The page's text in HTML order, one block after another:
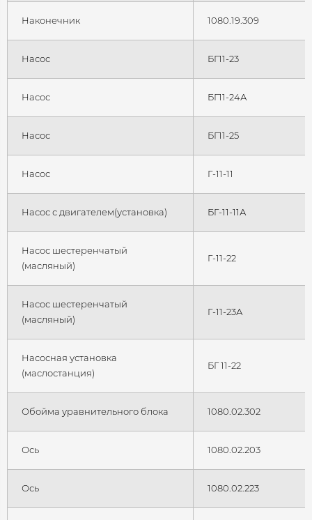
Наконечник 1080.19.309
Насос БГ11-23
Насос БГ11-24А
Насос БГ11-25
Насос Г-11-11
Насос с двигателем(установка) БГ-11-11А
Насос шестеренчатый
(масляный)
Г-11-22
Насос шестеренчатый
(масляный)
Г-11-23А
Насосная установка
(маслостанция)
БГ 11-22
Обойма уравнительного блока 1080.02.302
Ось 1080.02.203
Ось 1080.02.223